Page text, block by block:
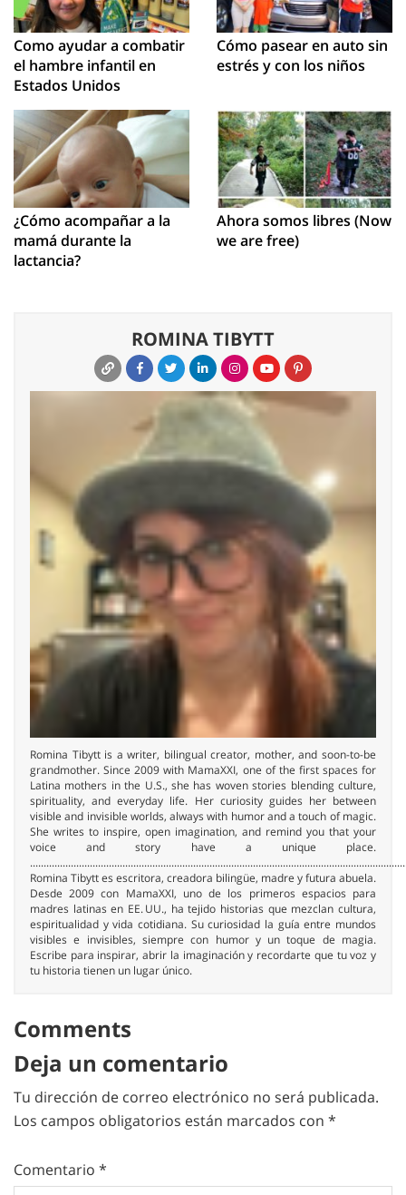
Como ayudar a combatir
el hambre infantil en
Estados Unidos
Cómo pasear en auto sin
estrés y con los niños
¿Cómo acompañar a la
mamá durante la
lactancia?
Ahora somos libres (Now
we are free)
ROMINA TIBYTT
Romina Tibytt is a writer, bilingual creator, mother, and soon-to-be
grandmother. Since 2009 with MamaXXI, one of the first spaces for
Latina mothers in the U.S., she has woven stories blending culture,
spirituality, and everyday life. Her curiosity guides her between
visible and invisible worlds, always with humor and a touch of magic.
She writes to inspire, open imagination, and remind you that your
voice and story have a unique place.
Romina Tibytt es escritora, creadora bilingüe, madre y futura abuela.
Desde 2009 con MamaXXI, uno de los primeros espacios para
madres latinas en EE. UU., ha tejido historias que mezclan cultura,
espiritualidad y vida cotidiana. Su curiosidad la guía entre mundos
visibles e invisibles, siempre con humor y un toque de magia.
Escribe para inspirar, abrir la imaginación y recordarte que tu voz y
tu historia tienen un lugar único.
Comments
Deja un comentario
Tu dirección de correo electrónico no será publicada.
Los campos obligatorios están marcados con *
Comentario *